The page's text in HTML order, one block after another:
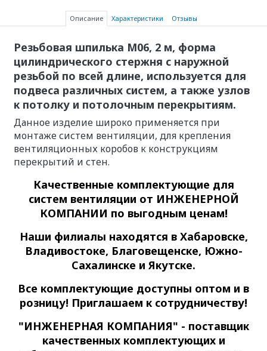
Описание Характеристики Отзывы
Резьбовая шпилька М06, 2 м, форма
цилиндрического стержня с наружной
резьбой по всей длине, используется для
подвеса различных систем, а также узлов
к потолку и потолочным перекрытиям.
Данное изделие широко применяется при
монтаже систем вентиляции, для крепления
вентиляционных коробов к конструкциям
перекрытий и стен.
Качественные комплектующие для
систем вентиляции от ИНЖЕНЕРНОЙ
КОМПАНИИ по выгодным ценам!
Наши филиалы находятся в Хабаровске,
Владивостоке, Благовещенске, Южно-
Сахалинске и Якутске.
Все комплектующие доступны оптом и в
розницу! Приглашаем к сотрудничеству!
"ИНЖЕНЕРНАЯ КОМПАНИЯ" - поставщик
качественных комплектующих и